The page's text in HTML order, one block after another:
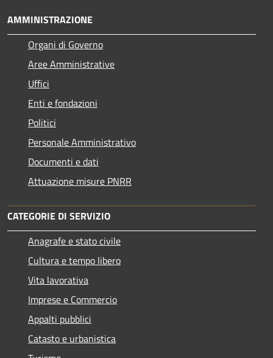
AMMINISTRAZIONE
Organi di Governo
Aree Amministrative
Uffici
Enti e fondazioni
Politici
Personale Amministrativo
Documenti e dati
Attuazione misure PNRR
CATEGORIE DI SERVIZIO
Anagrafe e stato civile
Cultura e tempo libero
Vita lavorativa
Imprese e Commercio
Appalti pubblici
Catasto e urbanistica